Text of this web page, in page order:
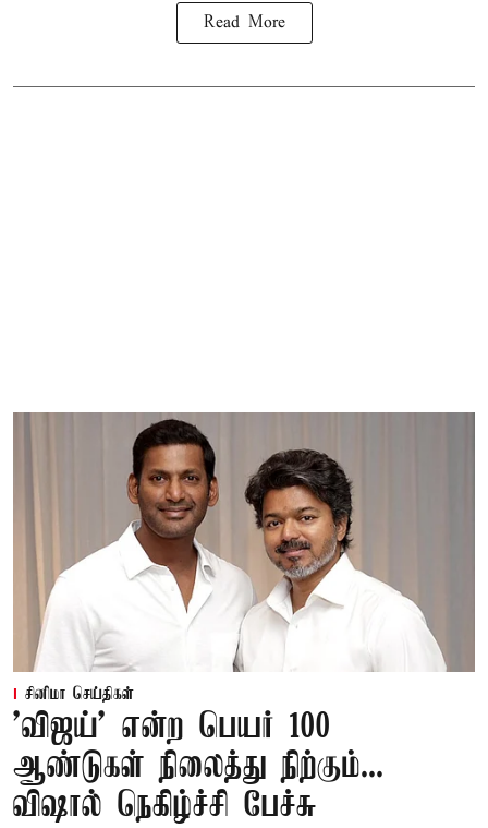
Read More
சினிமா செய்திகள்
'விஜய்' என்ற பெயர் 100
ஆண்டுகள் நிலைத்து நிற்கும்...
விஷால் நெகிழ்ச்சி பேச்சு